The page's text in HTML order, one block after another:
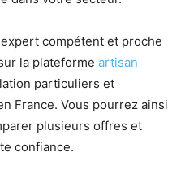
compétent et proche
la plateforme artisan
particuliers et
France. Vous pourrez ainsi
plusieurs offres et
confiance.